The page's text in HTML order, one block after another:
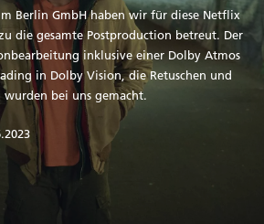
Berlin GmbH haben wir für diese Netflix
die gesamte Postproduction betreut. Der
inklusive einer Dolby Atmos
in Dolby Vision, die Retuschen und
wurden bei uns gemacht.